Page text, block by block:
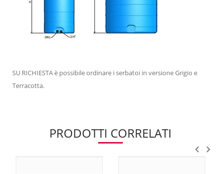
SU RICHIESTA è possibile ordinare i serbatoi in versione Grigio e
Terracotta.
PRODOTTI CORRELATI